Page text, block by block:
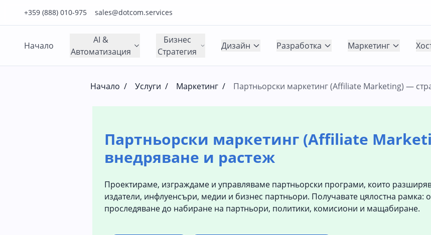
+359 (888) 010-975
Нашия телефонен номер е 0888010975
sales@dotcom.services
Нашия имейл адрес е sales@dotcom.services
Начало
AI &
Автоматизация
Бизнес
Стратегия
Дизайн Разработка Маркетинг
Начало / Услуги / Маркетинг / Партньорски маркетинг (Affiliate Marketing) —
Партньорски маркетинг (Affiliate
внедряване и растеж
Проектираме, изграждаме и управляваме партньорски програми, които
издатели, инфлуенсъри, медии и бизнес партньори. Получавате цялостна рамка:
проследяване до набиране на партньори, политики, комисиони и мащабиране.